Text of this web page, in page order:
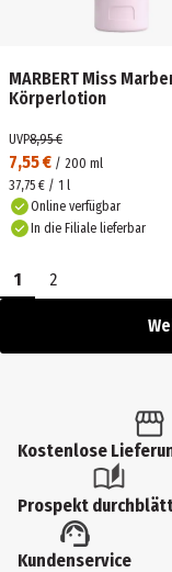
MARBERT Miss
Körperlotion
7,55 € / 200 ml
UVP8,95 €
37,75 € / 1 l
Online verfügbar
In die Filiale lieferbar
1 2
Kostenlose
Prospekt
Kundenservice